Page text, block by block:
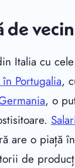
de
Italia cu
Portugalia,
, o
are o piață
de